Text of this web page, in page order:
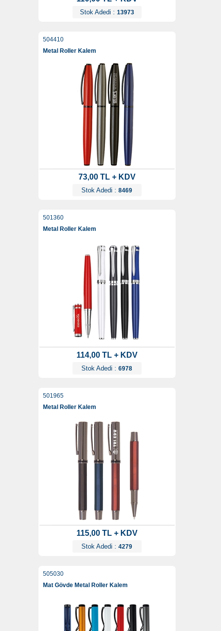
Stok Adedi : 13973
504410
Metal Roller Kalem
73,00 TL + KDV
Stok Adedi : 8469
501360
Metal Roller Kalem
114,00 TL + KDV
Stok Adedi : 6978
501965
Metal Roller Kalem
115,00 TL + KDV
Stok Adedi : 4279
505030
Mat Gövde Metal Roller Kalem